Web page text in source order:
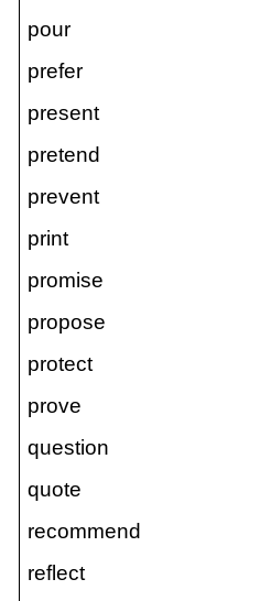
pour
prefer
present
pretend
prevent
print
promise
propose
protect
prove
question
quote
recommend
reflect